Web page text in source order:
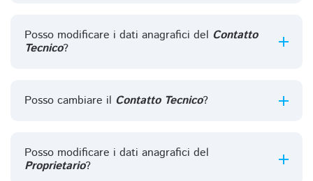
Posso modificare i dati anagrafici del Contatto
Tecnico?
Posso cambiare il Contatto Tecnico?
Posso modificare i dati anagrafici del
Proprietario?